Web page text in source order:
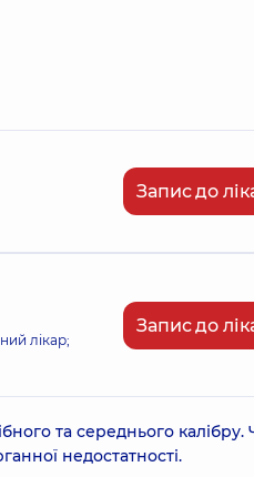
Запис до
лікар;
Запис до
та середнього калібру.
недостатності.